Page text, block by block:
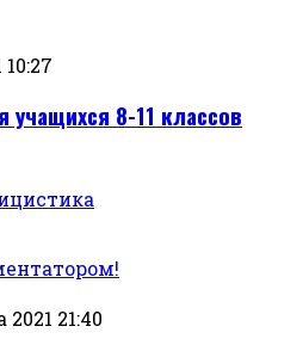
учащихся 8-11 классов
21:40